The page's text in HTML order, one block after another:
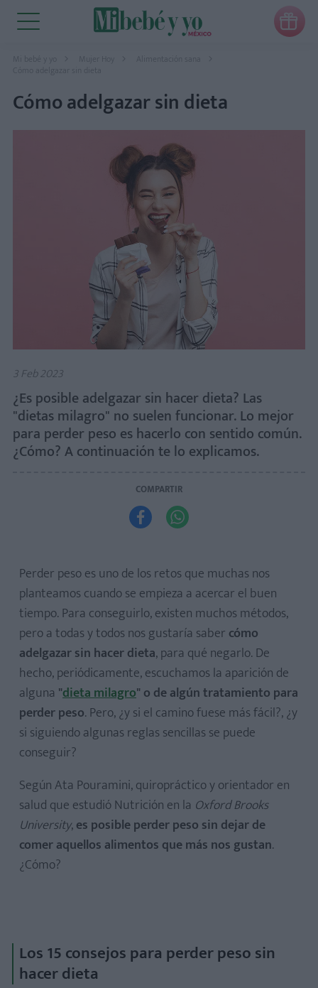

Mi bebé y yo Mujer Hoy
Alimentación sana
Cómo adelgazar sin dieta
Cómo adelgazar sin dieta
3 Feb 2023
¿Es posible adelgazar sin hacer dieta? Las
"dietas milagro" no suelen funcionar. Lo mejor
para perder peso es hacerlo con sentido común.
¿Cómo? A continuación te lo explicamos.
COMPARTIR
 
Perder peso es uno de los retos que muchas nos
planteamos cuando se empieza a acercar el buen
tiempo. Para conseguirlo, existen muchos métodos,
pero a todas y todos nos gustaría saber cómo
adelgazar sin hacer dieta, para qué negarlo. De
hecho, periódicamente, escuchamos la aparición de
alguna "dieta milagro" o de algún tratamiento para
perder peso. Pero, ¿y si el camino fuese más fácil?, ¿y
si siguiendo algunas reglas sencillas se puede
conseguir?
Según Ata Pouramini, quiropráctico y orientador en
salud que estudió Nutrición en la Oxford Brooks
University,es posible perder peso sin dejar de
comer aquellos alimentos que más nos gustan.
¿Cómo?
Los 15 consejos para perder peso sin
hacer dieta